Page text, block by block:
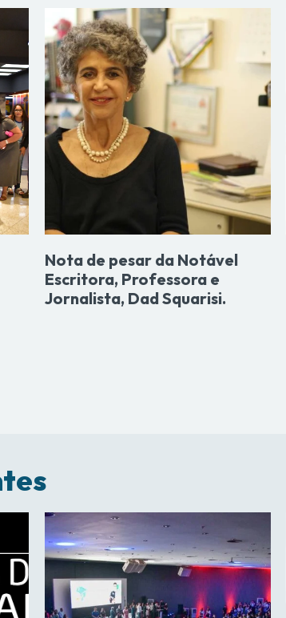
Nota de pesar da Notável
Escritora, Professora e
Jornalista, Dad Squarisi.